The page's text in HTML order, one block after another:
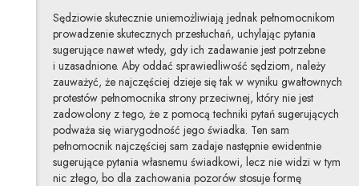
Sędziowie skutecznie uniemożliwiają jednak pełnomocnikom
prowadzenie skutecznych przesłuchań, uchylając pytania
sugerujące nawet wtedy, gdy ich zadawanie jest potrzebne
i uzasadnione. Aby oddać sprawiedliwość sędziom, należy
zauważyć, że najczęściej dzieje się tak w wyniku gwałtownych
protestów pełnomocnika strony przeciwnej, który nie jest
zadowolony z tego, że z pomocą techniki pytań sugerujących
podważa się wiarygodność jego świadka. Ten sam
pełnomocnik najczęściej sam zadaje następnie ewidentnie
sugerujące pytania własnemu świadkowi, lecz nie widzi w tym
nic złego, bo dla zachowania pozorów stosuje formę